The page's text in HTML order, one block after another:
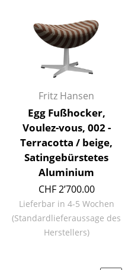
Räume
Zuhause
Wohnzimmer
Esszimmer
Schlafzimmer
Kinderzimmer
Arbeitszimmer
Diele
Badezimmer
Stauraum
Fritz Hansen
Egg Fußhocker,
Voulez-vous, 002 -
Terracotta / beige,
Satingebürstetes
Aluminium
CHF 2’700.00
Lieferbar in 4-5 Wochen
(Standardlieferaussage des
Herstellers)